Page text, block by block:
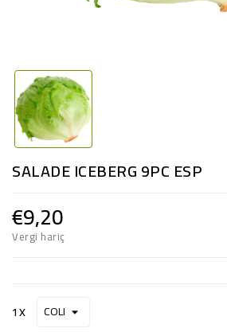
SALADE ICEBERG 9PC ESP
€9,20
Vergi hariç
1X